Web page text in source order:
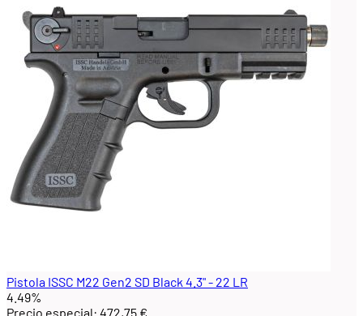
Pistola ISSC M22 Gen2 SD Black 4.3" - 22 LR
4.49%
Precio especial: 472,75 €